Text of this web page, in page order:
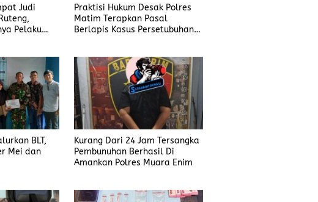
Judi
Pelaku
Praktisi Hukum Desak Polres
Matim Terapkan Pasal
Berlapis Kasus Persetubuhan
BLT,
Mei dan
Kurang Dari 24 Jam Tersangka
Pembunuhan Berhasil Di
Amankan Polres Muara Enim